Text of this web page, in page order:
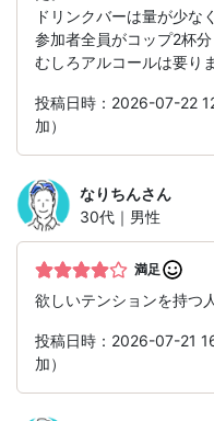
ドリンクバーは量が少な
参加者全員がコップ2杯
むしろアルコールは要り
投稿日時：2026-07-22
加）
なりちんさん
30代｜男性
満足
欲しいテンションを持つ
投稿日時：2026-07-21
加）